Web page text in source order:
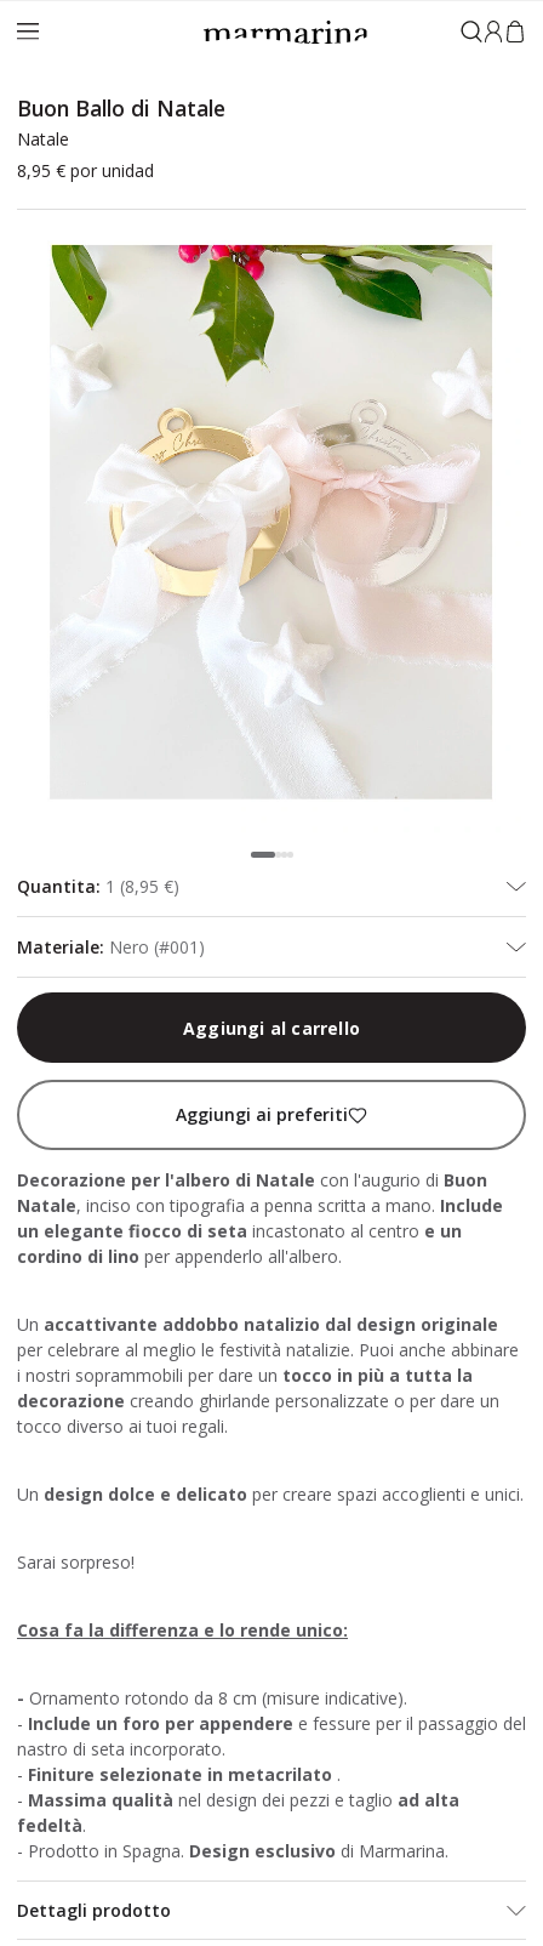
Accedi
Buon Ballo di Natale
Natale
8,95 € por unidad
Quantita: 1 (8,95 €)
Materiale: Nero (#001)
Aggiungi al carrello
Aggiungi ai preferiti
Decorazione per l'albero di Natale con l'augurio di Buon
Natale, inciso con tipografia a penna scritta a mano. Include
un elegante fiocco di seta incastonato al centro e un
cordino di lino per appenderlo all'albero.
Un accattivante addobbo natalizio dal design originale
per celebrare al meglio le festività natalizie. Puoi anche abbinare
i nostri soprammobili per dare un tocco in più a tutta la
decorazione creando ghirlande personalizzate o per dare un
tocco diverso ai tuoi regali.
Un design dolce e delicato per creare spazi accoglienti e unici.
Sarai sorpreso!
Cosa fa la differenza e lo rende unico:
- Ornamento rotondo da 8 cm (misure indicative).
- Include un foro per appendere e fessure per il passaggio del
nastro di seta incorporato.
- Finiture selezionate in metacrilato .
- Massima qualità nel design dei pezzi e taglio ad alta
fedeltà.
- Prodotto in Spagna. Design esclusivo di Marmarina.
Dettagli prodotto